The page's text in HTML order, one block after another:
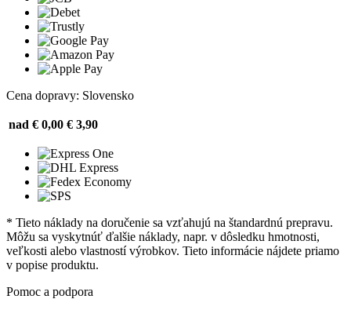
Cena dopravy: Slovensko
nad € 0,00 € 3,90
* Tieto náklady na doručenie sa vzťahujú na štandardnú prepravu.
Môžu sa vyskytnúť ďalšie náklady, napr. v dôsledku hmotnosti,
veľkosti alebo vlastností výrobkov. Tieto informácie nájdete priamo
v popise produktu.
Pomoc a podpora